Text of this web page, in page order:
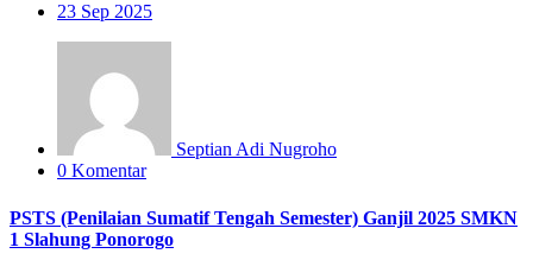
23 Sep 2025
Septian Adi Nugroho
0 Komentar
PSTS (Penilaian Sumatif Tengah Semester) Ganjil 2025 SMKN
1 Slahung Ponorogo